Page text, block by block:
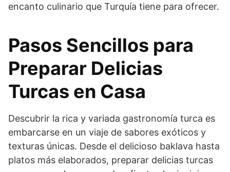
encanto culinario que Turquía tiene para ofrecer.
Pasos Sencillos para
Preparar Delicias
Turcas en Casa
Descubrir la rica y variada gastronomía turca es
embarcarse en un viaje de sabores exóticos y
texturas únicas. Desde el delicioso baklava hasta
platos más elaborados, preparar delicias turcas